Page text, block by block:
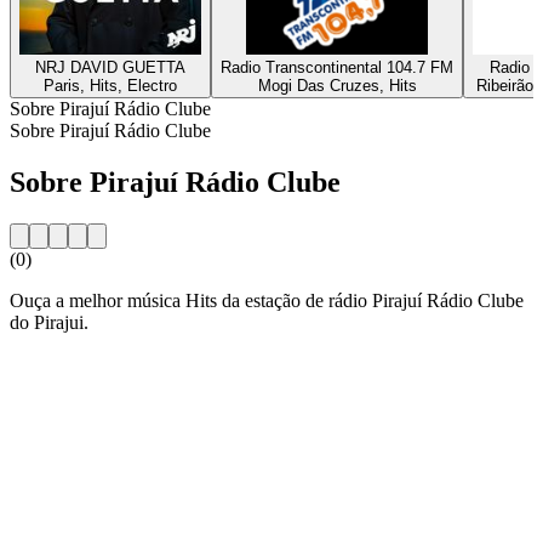
NRJ DAVID GUETTA
Paris, Hits, Electro
Radio Transcontinental 104.7 FM
Mogi Das Cruzes, Hits
Radio
Ribeirão
Sobre Pirajuí Rádio Clube
Sobre Pirajuí Rádio Clube
Sobre Pirajuí Rádio Clube
(0)
Ouça a melhor música Hits da estação de rádio Pirajuí Rádio Clube
do Pirajui.